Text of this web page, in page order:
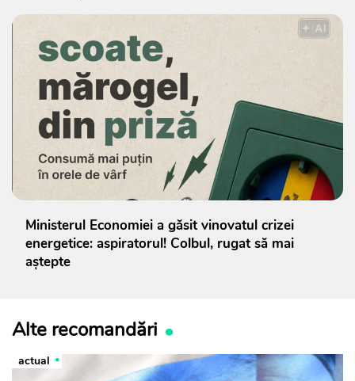
Ministerul Economiei a găsit vinovatul crizei
energetice: aspiratorul! Colbul, rugat să mai
aștepte
Alte recomandări
actual